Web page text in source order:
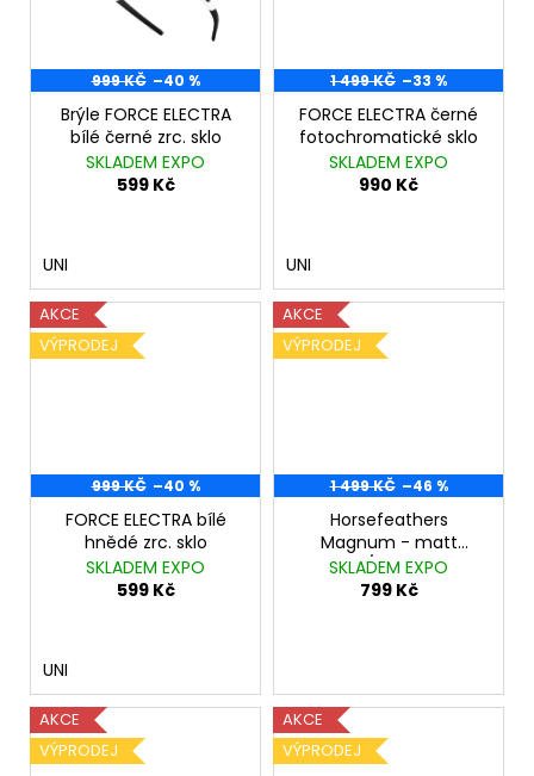
999 KČ –40 %
Brýle FORCE ELECTRA
bílé černé zrc. sklo
SKLADEM EXPO
599 Kč
UNI
1 499 KČ –33 %
FORCE ELECTRA černé
fotochromatické sklo
SKLADEM EXPO
990 Kč
UNI
AKCE
VÝPRODEJ
999 KČ –40 %
FORCE ELECTRA bílé
hnědé zrc. sklo
SKLADEM EXPO
599 Kč
UNI
AKCE
VÝPRODEJ
1 499 KČ –46 %
Horsefeathers
Magnum - matt
black/mirror red
SKLADEM EXPO
799 Kč
AKCE
VÝPRODEJ
AKCE
VÝPRODEJ
990